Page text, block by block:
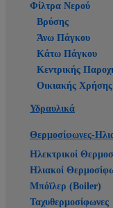
Φίλτρα Νερού
Βρύσης
Άνω Πάγκου
Κάτω Πάγκου
Κεντρικής
Οικιακής Χρήσης
Υδραυλικά
Θερμοσίφωνες-
Ηλεκτρικοί
Ηλιακοί
Μπόϊλερ (Boiler)
Ταχυθερμοσίφωνες